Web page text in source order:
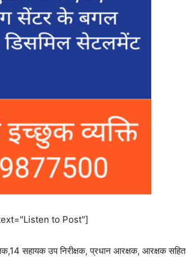
to Post"]
सहायक उप निरीक्षक, प्रधान आरक्षक, आरक्षक सहित